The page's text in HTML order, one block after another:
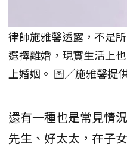
律師施雅馨透露，不是
選擇離婚，現實生活上
上婚姻。 圖／施雅馨提
還有一種也是常見情
先生、好太太，在子